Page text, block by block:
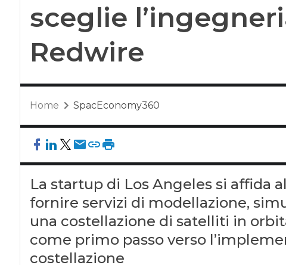
sceglie
Redwire
Home SpacEconomy360
La startup di Los Angeles si affida
fornire servizi di modellazione,
una costellazione di satelliti in
come primo passo verso
costellazione